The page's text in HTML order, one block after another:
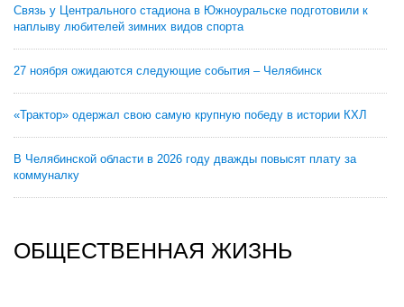
Связь у Центрального стадиона в Южноуральске подготовили к
наплыву любителей зимних видов спорта
27 ноября ожидаются следующие события – Челябинск
«Трактор» одержал свою самую крупную победу в истории КХЛ
В Челябинской области в 2026 году дважды повысят плату за
коммуналку
ОБЩЕСТВЕННАЯ ЖИЗНЬ